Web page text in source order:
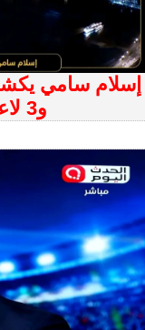
إسلام سامي
و3 لاعبين خارج الحسابات